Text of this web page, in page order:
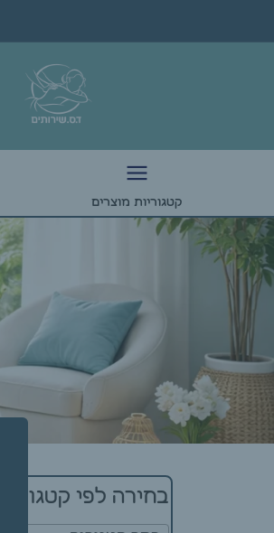
קטגוריות מוצרים
בחירה לפי קטגוריה